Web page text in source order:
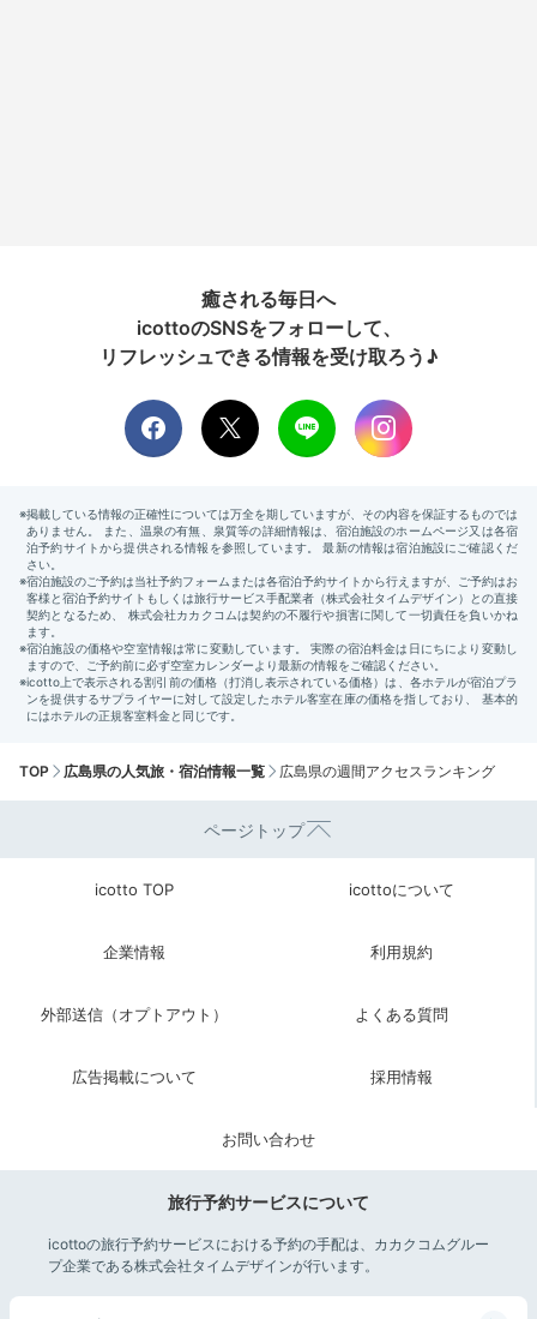
癒される毎日へ
icottoのSNSをフォローして、
リフレッシュできる情報を受け取ろう♪
TOP 広島県の人気旅・宿泊情報一覧 広島県の週間アクセスランキング
ページトップ
icotto TOP icottoについて
企業情報 利用規約
外部送信（オプトアウト） よくある質問
広告掲載について 採用情報
お問い合わせ
旅行予約サービスについて
icottoの旅行予約サービスにおける予約の手配は、カカクコムグルー
プ企業である株式会社タイムデザインが行います。